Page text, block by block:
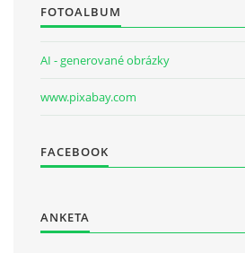
FOTOALBUM
AI - generované obrázky
www.pixabay.com
FACEBOOK
ANKETA